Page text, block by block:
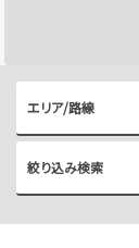
エリア/路線
絞り込み検索